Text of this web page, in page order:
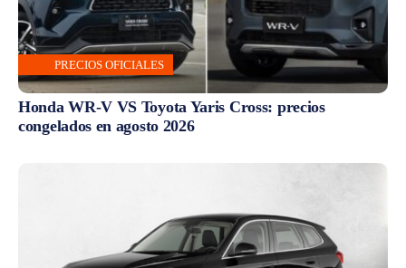
PRECIOS OFICIALES
Honda WR-V VS Toyota Yaris Cross: precios
congelados en agosto 2026